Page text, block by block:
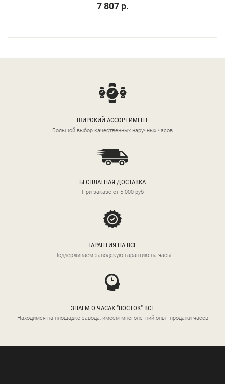
7 807 р.
ШИРОКИЙ АССОРТИМЕНТ
Большой выбор качественных наручных часов
БЕСПЛАТНАЯ ДОСТАВКА
При заказе от 5 000 руб
ГАРАНТИЯ НА ВСЕ
Поддерживаем заводскую гарантию на часы
ЗНАЕМ О ЧАСАХ "ВОСТОК" ВСЕ
Находимся на площадке завода, имеем многолетний опыт продажи часов